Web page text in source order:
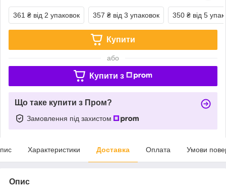
361 ₴ від 2 упаковок 357 ₴ від 3 упаковок 350 ₴ від 5
Купити
або
Купити з
Що таке купити з Пром?
Замовлення під захистом
Характеристики Доставка Оплата Умови
Опис